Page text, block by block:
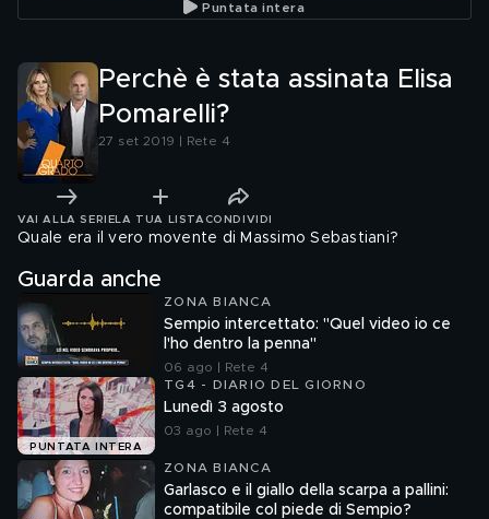
Puntata intera
Perchè è stata assinata Elisa
Pomarelli?
27 set 2019 | Rete 4
VAI ALLA SERIE LA TUA LISTA CONDIVIDI
Quale era il vero movente di Massimo Sebastiani?
Guarda anche
ZONA BIANCA
Sempio intercettato: "Quel video io ce
l'ho dentro la penna"
06 ago | Rete 4
PUNTATA INTERA
TG4 - DIARIO DEL GIORNO
Lunedì 3 agosto
03 ago | Rete 4
ZONA BIANCA
Garlasco e il giallo della scarpa a pallini:
compatibile col piede di Sempio?